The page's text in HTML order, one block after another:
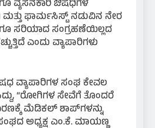
ವ್ಯಸನಕಾರಿ ಔಷಧಿಗಳ
ಫಾರ್ಮಸಿಸ್ಟ್ ನಡುವಿನ ನೇರ
ಸರಿಯಾದ ಸಂಗ್ರಹಣೆಯಿಲ್ಲದ
ಎಂದು ವ್ಯಾಪಾರಿಗಳು
ವ್ಯಾಪಾರಿಗಳ ಸಂಘ ಕೇವಲ
“ರೋಗಿಗಳ ಸೇವೆಗೆ ತೊಂದರೆ
ಮೆಡಿಕಲ್ ಶಾಪ್‌ಗಳನ್ನು
ಅಧ್ಯಕ್ಷ ಎಂ.ಕೆ. ಮಾಯಣ್ಣ